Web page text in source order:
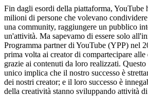
Fin dagli esordi della piattaforma, YouTube
milioni di persone che volevano
una community, raggiungere un pubblico
un'attività. Ma sapevamo di essere solo
Programma partner di YouTube (YPP) nel
prima volta ai creator di compartecipare alle
grazie ai contenuti da loro realizzati.
unico implica che il nostro successo è
dei nostri creator; e il loro successo è
della creatività stanno sviluppando attività